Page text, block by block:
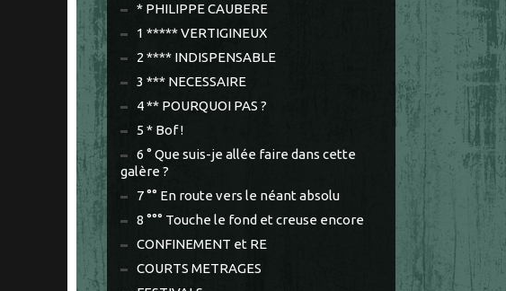
* PHILIPPE CAUBERE
1 ***** VERTIGINEUX
2 **** INDISPENSABLE
3 *** NECESSAIRE
4 ** POURQUOI PAS ?
5 * Bof !
6 ° Que suis-je allée faire dans cette
galère ?
7 °° En route vers le néant absolu
8 °°° Touche le fond et creuse encore
CONFINEMENT et RE
COURTS METRAGES